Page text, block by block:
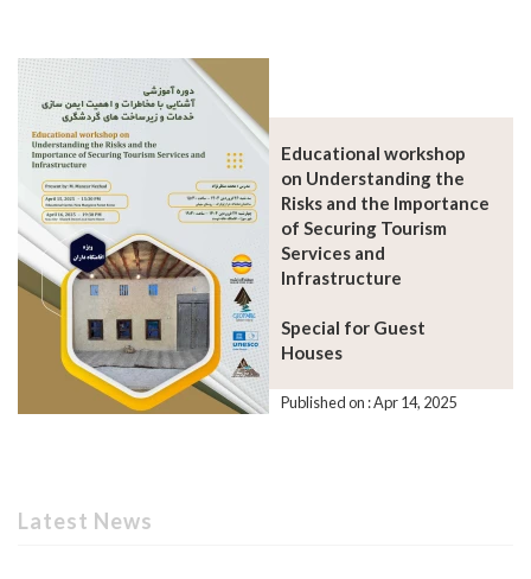
Educational workshop
on Understanding the
Risks and the Importance
of Securing Tourism
Services and
Infrastructure
Special for Guest
Houses
Published on : Apr 14, 2025
Latest News